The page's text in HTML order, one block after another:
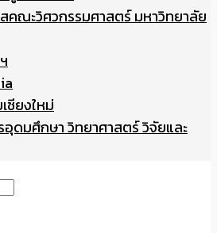
คณะวิศวกรรมศาสตร์ มหาวิทยาลัย
ชียงใหม่
อุดมศึกษา วิทยาศาสตร์ วิจัยและ